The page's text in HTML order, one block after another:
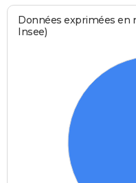
Données exprimées en
Insee)